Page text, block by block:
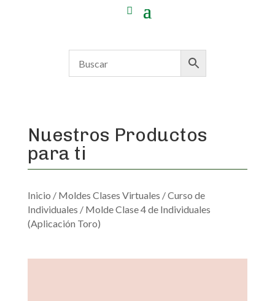
Nuestros Productos
para ti
Inicio / Moldes Clases Virtuales /Curso de
Individuales / Molde Clase 4 de Individuales
(Aplicación Toro)